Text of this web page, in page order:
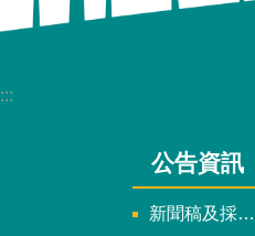
:::
公告資訊
新聞稿及採訪通知